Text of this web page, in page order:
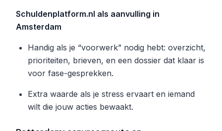
Schuldenplatform.nl als aanvulling in
Amsterdam
Handig als je “voorwerk” nodig hebt: overzicht,
prioriteiten, brieven, en een dossier dat klaar is
voor fase-gesprekken.
Extra waarde als je stress ervaart en iemand
wilt die jouw acties bewaakt.